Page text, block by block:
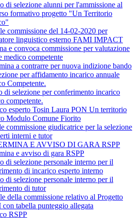
di selezione alunni per l'ammissione al
formativo progetto "Un Territorio
commissione del 14-02-2020 per
linguistico esterno FAMI IMPACT
e convoca commissione per valutazione
medico competente
a contrarre per nuova indizione bando
per affidamento incarico annuale
Competente.
di selezione per conferimento incarico
competente.
esperto Tosin Laura PON Un territorio
Modulo Comune Fiorito
commissione giudicatrice per la selezione
interni e tutor
E AVVISO DI GARA RSPP
e avviso di gara RSPP
di selezione personale interno per il
di incarico esperto interno
di selezione personale interno per il
di tutor
della commissione relativo al Progetto
tabella punteggio allegata
RSPP